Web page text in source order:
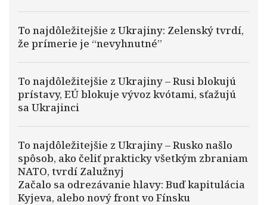
To najdôležitejšie z Ukrajiny: Zelenský tvrdí,
že prímerie je “nevyhnutné”
To najdôležitejšie z Ukrajiny – Rusi blokujú
prístavy, EÚ blokuje vývoz kvótami, sťažujú
sa Ukrajinci
To najdôležitejšie z Ukrajiny – Rusko našlo
spôsob, ako čeliť prakticky všetkým zbraniam
NATO, tvrdí Zalužnyj
Začalo sa odrezávanie hlavy: Buď kapitulácia
Kyjeva, alebo nový front vo Fínsku